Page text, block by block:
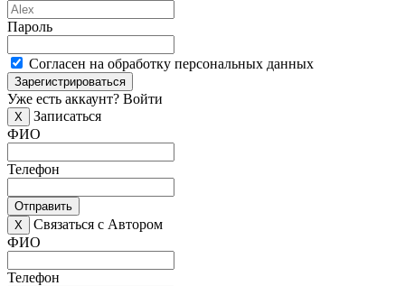
Пароль
Согласен на обработку персональных данных
Зарегистрироваться
Уже есть аккаунт? Войти
X
Записаться
ФИО
Телефон
Отправить
X
Связаться с Автором
ФИО
Телефон